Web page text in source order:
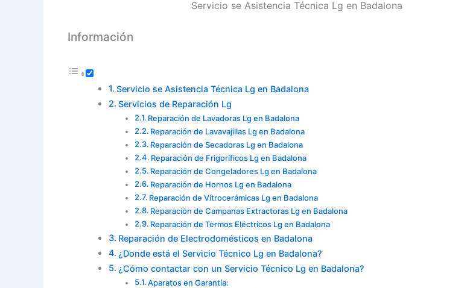
Servicio se Asistencia Técnica Lg en Badalona
Información
Servicio se Asistencia Técnica Lg en Badalona
Servicios de Reparación Lg
Reparación de Lavadoras Lg en Badalona
Reparación de Lavavajillas Lg en Badalona
Reparación de Secadoras Lg en Badalona
Reparación de Frigoríficos Lg en Badalona
Reparación de Congeladores Lg en Badalona
Reparación de Hornos Lg en Badalona
Reparación de Vitrocerámicas Lg en Badalona
Reparación de Campanas Extractoras Lg en Badalona
Reparación de Termos Eléctricos Lg en Badalona
Reparación de Electrodomésticos en Badalona
¿Donde está el Servicio Técnico Lg en Badalona?
¿Cómo contactar con un Servicio Técnico Lg en Badalona?
Aparatos en Garantía: